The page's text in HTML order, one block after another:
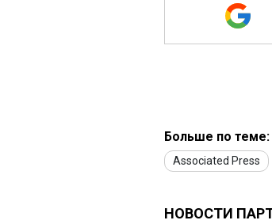
Больше по теме:
Associated Press